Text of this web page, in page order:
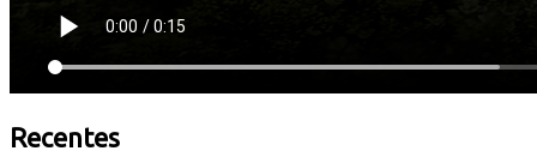
Recentes